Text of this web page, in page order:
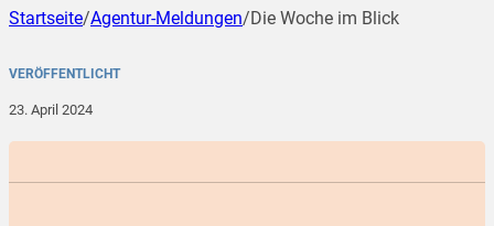
Startseite/Agentur-Meldungen/Die Woche im Blick
VERÖFFENTLICHT
23. April 2024